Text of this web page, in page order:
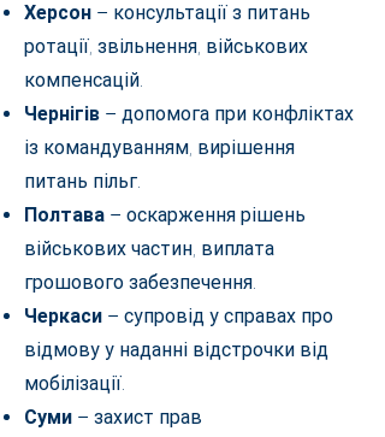
Херсон – консультації з питань
ротації, звільнення, військових
компенсацій.
Чернігів – допомога при конфліктах
із командуванням, вирішення
питань пільг.
Полтава – оскарження рішень
військових частин, виплата
грошового забезпечення.
Черкаси – супровід у справах про
відмову у наданні відстрочки від
мобілізації.
Суми – захист прав